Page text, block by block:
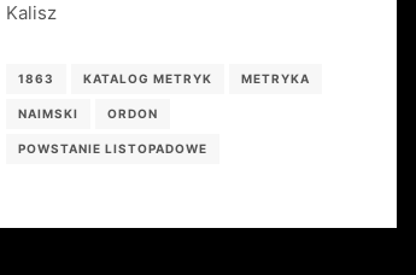
Kalisz
1863 KATALOG METRYK METRYKA
NAIMSKI ORDON
POWSTANIE LISTOPADOWE